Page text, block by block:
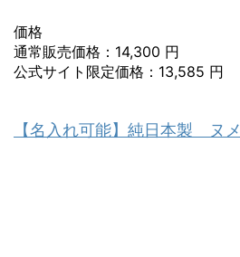
価格
通常販売価格：14,300 円
公式サイト限定価格：13,585 円
【名入れ可能】純日本製 ヌ